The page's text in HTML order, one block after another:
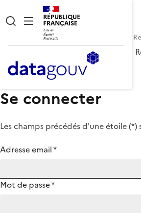
RÉPUBLIQUE
FRANÇAISE
Se connecter
Les champs précédés d'une étoile (*)
Adresse email*
Mot de passe*